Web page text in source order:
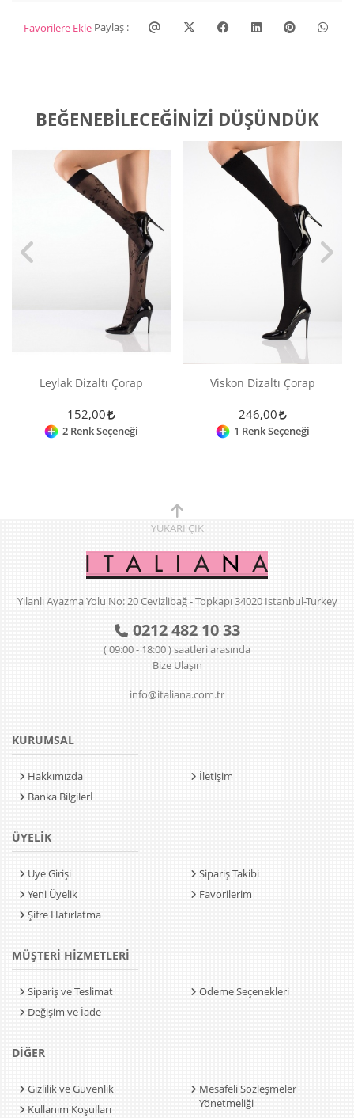
Favorilere Ekle Paylaş :
BEĞENEBILECEĞINIZI DÜŞÜNDÜK
Leylak Dizaltı Çorap
152,00
2 Renk Seçeneği
Viskon Dizaltı Çorap
246,00
1 Renk Seçeneği
YUKARI ÇIK
Yılanlı Ayazma Yolu No: 20 Cevizlibağ - Topkapı 34020 Istanbul-Turkey
0212 482 10 33
( 09:00 - 18:00 ) saatleri arasında
Bize Ulaşın
info@italiana.com.tr
KURUMSAL
Hakkımızda
Banka Bilgilerİ
İletişim
ÜYELİK
Üye Girişi
Yeni Üyelik
Şifre Hatırlatma
Sipariş Takibi
Favorilerim
MÜŞTERİ HİZMETLERİ
Sipariş ve Teslimat
Değişim ve İade
Ödeme Seçenekleri
DİĞER
Gizlilik ve Güvenlik
Kullanım Koşulları
Mesafeli Sözleşmeler
Yönetmeliği